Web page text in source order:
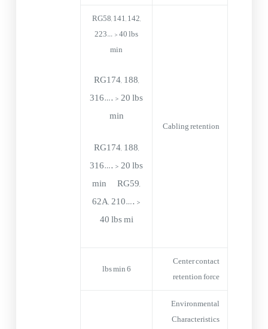
Cabling retention
RG58, 141, 142,
223… > 40 lbs
min
RG174, 188,
316…. > 20 lbs
min
RG174, 188,
316…. > 20 lbs
min RG59,
62A, 210…. >
40 lbs mi
Center contact
retention force
6 lbs min
Environmental
Characteristics